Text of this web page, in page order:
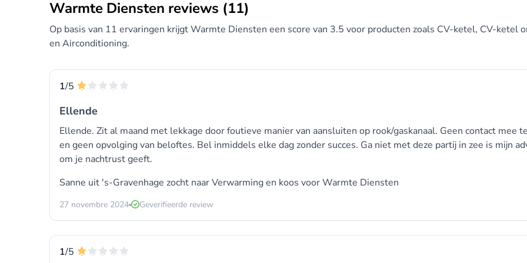
gemakkelijker te maken.
Veiligheid: Professioneel onderhouden verwarmingssystemen zijn veiliger in gebruik. Goed
systemen hebben minder kans op gaslekken, koolmonoxide-uitstoot en andere potentiële
Expertise en Ervaring: Warmtediensten worden vaak geleverd door getrainde en ervaren technici.
dat u kunt vertrouwen op de expertise van professionals om uw verwarmingssysteem te
repareren.
bespaart u kostbare tijd en kunt u zich concentreren op andere belangrijke taken.
Langdurige Relatie: Door te kiezen voor warmtediensten, kunt u een langdurige relatie opbouwen
betrouwbare dienstverlener. Dit kan leiden tot een betere klantenservice en gepersonaliseerde
uw behoeften.
Gemoedsrust: Met warmtediensten hoeft u zich geen zorgen te maken over de complexiteit van
verwarmingssystemen. U kunt genieten van gemoedsrust, wetende dat uw verwarming in goede
Het kiezen van warmtediensten kan dus een praktische en verstandige keuze zijn voor diegenen
naar comfort, gemak, kostenbeheersing en veiligheid in hun woonomgeving.
Warmte Diensten reviews (11)
Op basis van 11 ervaringen krijgt Warmte Diensten een score van 3.5 voor producten zoals CV-ketel, CV-ketel
en Airconditioning.
1/5
Ellende
Ellende. Zit al maand met lekkage door foutieve manier van aansluiten op rook/gaskanaal. Geen contact mee
en geen opvolging van beloftes. Bel inmiddels elke dag zonder succes. Ga niet met deze partij in zee is mijn
om je nachtrust geeft.
Sanne uit 's-Gravenhage zocht naar Verwarming en koos voorWarmte Diensten
27 novembre 2024 Geverifieerde review
1/5